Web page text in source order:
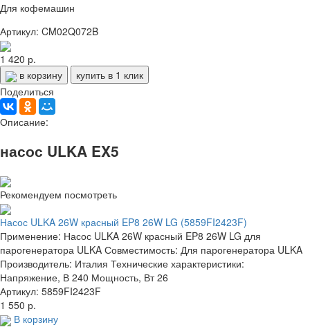
Для кофемашин
Артикул: CM02Q072B
1 420 р.
в корзину
купить в 1 клик
Поделиться
Описание:
насос ULKA EX5
Рекомендуем посмотреть
Насос ULKA 26W красный EP8 26W LG (5859FI2423F)
Применение: Насос ULKA 26W красный EP8 26W LG для
парогенератора ULKA Совместимость: Для парогенератора ULKA
Производитель: Италия Технические характеристики:
Напряжение, В 240 Мощность, Вт 26
Артикул: 5859FI2423F
1 550 р.
В корзину